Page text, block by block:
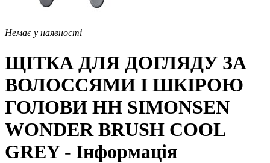
Немає у наявності
ЩІТКА ДЛЯ ДОГЛЯДУ ЗА
ВОЛОССЯМИ І ШКІРОЮ
ГОЛОВИ HH SIMONSEN
WONDER BRUSH COOL
GREY - Інформація